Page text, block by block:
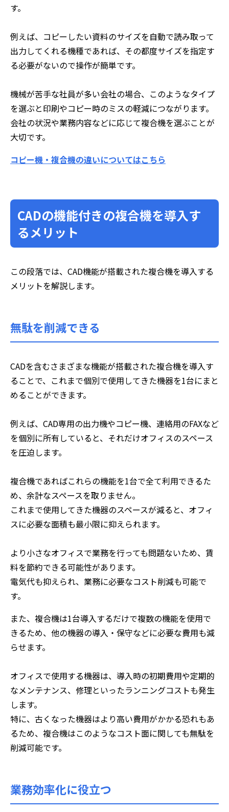
す。
例えば、コピーしたい資料のサイズを自動で読み取って
出力してくれる機種であれば、その都度サイズを指定す
る必要がないので操作が簡単です。
機械が苦手な社員が多い会社の場合、このようなタイプ
を選ぶと印刷やコピー時のミスの軽減につながります。
会社の状況や業務内容などに応じて複合機を選ぶことが
大切です。
コピー機・複合機の違いについてはこちら
CADの機能付きの複合機を導入す
るメリット
この段落では、CAD機能が搭載された複合機を導入する
メリットを解説します。
無駄を削減できる
CADを含むさまざまな機能が搭載された複合機を導入す
ることで、これまで個別で使用してきた機器を1台にまと
めることができます。
例えば、CAD専用の出力機やコピー機、連絡用のFAXなど
を個別に所有していると、それだけオフィスのスペース
を圧迫します。
複合機であればこれらの機能を1台で全て利用できるた
め、余計なスペースを取りません。
これまで使用してきた機器のスペースが減ると、オフィ
スに必要な面積も最小限に抑えられます。
より小さなオフィスで業務を行っても問題ないため、賃
料を節約できる可能性があります。
電気代も抑えられ、業務に必要なコスト削減も可能で
す。
また、複合機は1台導入するだけで複数の機能を使用で
きるため、他の機器の導入・保守などに必要な費用も減
らせます。
オフィスで使用する機器は、導入時の初期費用や定期的
なメンテナンス、修理といったランニングコストも発生
します。
特に、古くなった機器はより高い費用がかかる恐れもあ
るため、複合機はこのようなコスト面に関しても無駄を
削減可能です。
業務効率化に役立つ